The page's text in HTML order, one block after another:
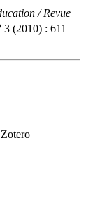
/ Revue
3 (2010) : 611–